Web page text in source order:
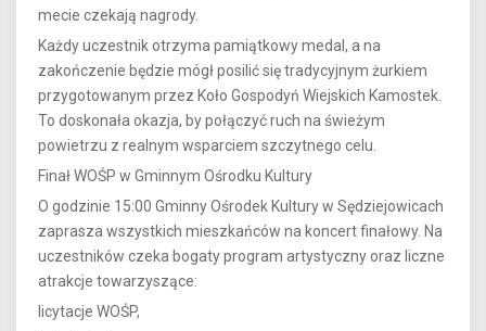
mecie czekają nagrody.
Każdy uczestnik otrzyma pamiątkowy medal, a na
zakończenie będzie mógł posilić się tradycyjnym żurkiem
przygotowanym przez Koło Gospodyń Wiejskich Kamostek.
To doskonała okazja, by połączyć ruch na świeżym
powietrzu z realnym wsparciem szczytnego celu.
Finał WOŚP w Gminnym Ośrodku Kultury
O godzinie 15:00 Gminny Ośrodek Kultury w Sędziejowicach
zaprasza wszystkich mieszkańców na koncert finałowy. Na
uczestników czeka bogaty program artystyczny oraz liczne
atrakcje towarzyszące:
licytacje WOŚP,